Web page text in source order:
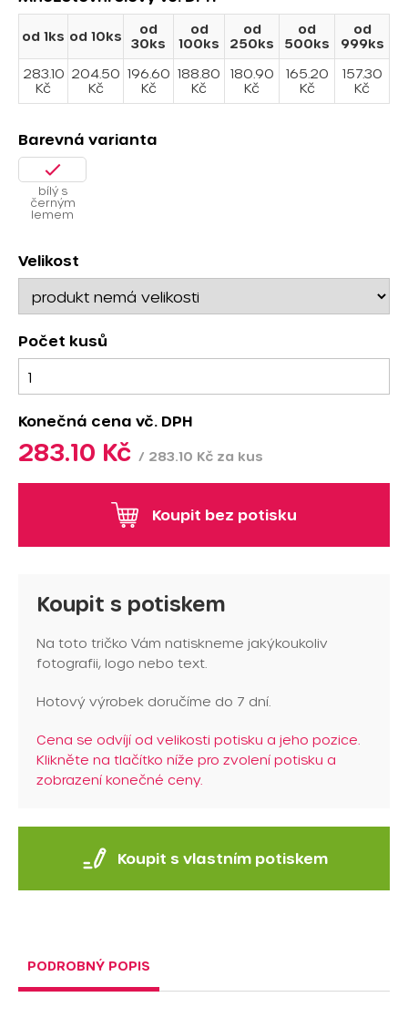
od 1ks od 10ks
od
30ks
od
100ks
od
250ks
od
500ks
od
999ks
283.10
Kč
204.50
Kč
196.60
Kč
188.80
Kč
180.90
Kč
165.20
Kč
157.30
Kč
Barevná varianta
bílý s
černým
lemem
Velikost
Počet kusů
Konečná cena vč. DPH
283.10 Kč / 283.10 Kč za kus
Koupit bez potisku
Koupit s potiskem
Na toto tričko Vám natiskneme jakýkoukoliv
fotografii, logo nebo text.
Hotový výrobek doručíme do 7 dní.
Cena se odvíjí od velikosti potisku a jeho pozice.
Klikněte na tlačítko níže pro zvolení potisku a
zobrazení konečné ceny.
Koupit s vlastním potiskem
PODROBNÝ POPIS